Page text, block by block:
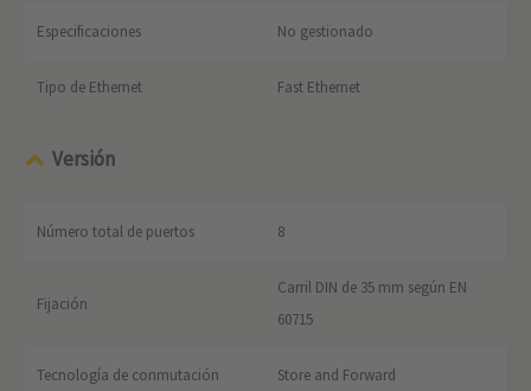
Especificaciones No gestionado
Tipo de Ethernet Fast Ethernet
Versión
Número total de puertos 8
Fijación
Carril DIN de 35 mm según EN
60715
Tecnología de conmutación Store and Forward